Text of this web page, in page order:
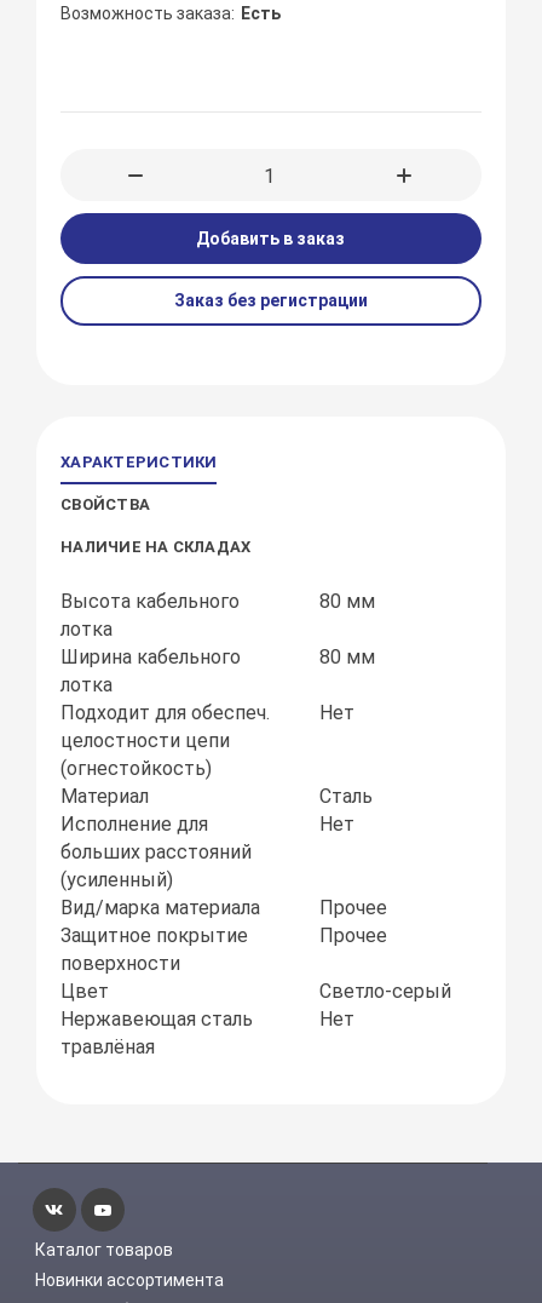
Возможность заказа
Есть
Добавить в заказ
Заказ без регистрации
ХАРАКТЕРИСТИКИ
СВОЙСТВА
НАЛИЧИЕ НА СКЛАДАХ
Высота кабельного
лотка
80 мм
Ширина кабельного
лотка
80 мм
Подходит для обеспеч.
целостности цепи
(огнестойкость)
Нет
Материал
Сталь
Исполнение для
больших расстояний
(усиленный)
Нет
Вид/марка материала
Прочее
Защитное покрытие
поверхности
Прочее
Цвет
Светло-серый
Нержавеющая сталь
травлёная
Нет
Каталог товаров
Новинки ассортимента